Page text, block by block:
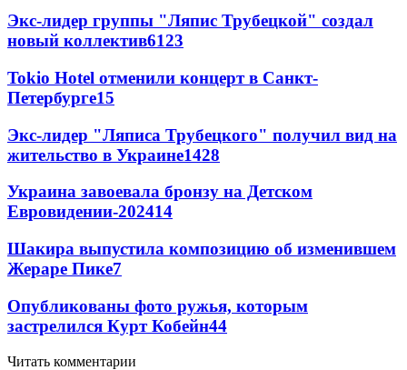
Экс-лидер группы "Ляпис Трубецкой" создал
новый коллектив6123
Tokio Hotel отменили концерт в Санкт-
Петербурге15
Экс-лидер "Ляписа Трубецкого" получил вид на
жительство в Украине1428
Украина завоевала бронзу на Детском
Евровидении-202414
Шакира выпустила композицию об изменившем
Жераре Пике7
Опубликованы фото ружья, которым
застрелился Курт Кобейн44
Читать комментарии